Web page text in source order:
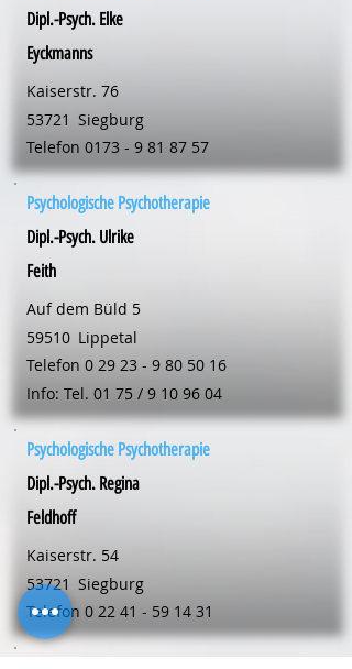
Dipl.-Psych. Elke
Eyckmanns
Kaiserstr. 76
53721 Siegburg
Telefon 0173 - 9 81 87 57
Psychologische Psychotherapie
Dipl.-Psych. Ulrike
Feith
Auf dem Büld 5
59510 Lippetal
Telefon 0 29 23 - 9 80 50 16
Info: Tel. 01 75 / 9 10 96 04
Psychologische Psychotherapie
Dipl.-Psych. Regina
Feldhoff
Kaiserstr. 54
53721 Siegburg
Telefon 0 22 41 - 59 14 31